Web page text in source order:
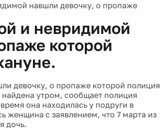
навшли девочку, о пропаже
и невридимой
которой
девочку, о пропаже которой полиция
утром, сообщает полиция
она находилась у подруги в
женщина с заявлением, что 7 марта из
дочь.